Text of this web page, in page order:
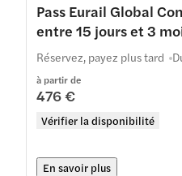
Pass Eurail Global
entre 15 jours et 3
à partir de
476 €
Vérifier la disponibilité
Réservez, payez plus tard
En savoir plus